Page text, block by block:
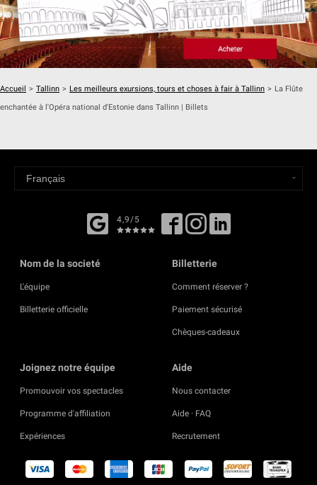
Accueil > Tallinn > Les meilleurs exursions, tours et choses à fair à Tallinn > La Flûte
enchantée à l'Opéra national d'Estonie dans Tallinn | Billets
4,9/5
Nom de la societé
L'équipe
Billetterie officielle
Billetterie
Comment réserver ?
Paiement sécurisé
Chèques-cadeaux
Joignez notre équipe
Promouvoir vos spectacles
Programme d'affiliation
Expériences
Aide
Nous contacter
Aide · FAQ
Recrutement